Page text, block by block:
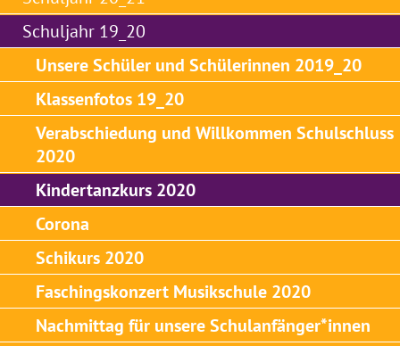
Schuljahr 19_20
Unsere Schüler und Schülerinnen 2019_20
Klassenfotos 19_20
Verabschiedung und Willkommen Schulschluss
2020
Kindertanzkurs 2020
Corona
Schikurs 2020
Faschingskonzert Musikschule 2020
Nachmittag für unsere Schulanfänger*innen